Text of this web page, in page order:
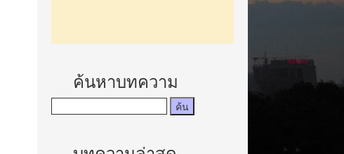
ค้นหาบทความ